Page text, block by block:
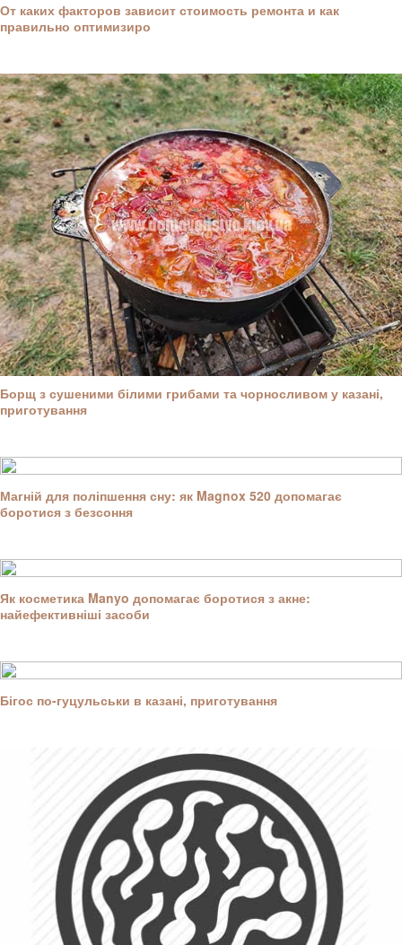
От каких факторов зависит стоимость ремонта и как
правильно оптимизиро
Борщ з сушеними білими грибами та чорносливом у казані,
приготування
Магній для поліпшення сну: як Magnox 520 допомагає
боротися з безсоння
Як косметика Manyo допомагає боротися з акне:
найефективніші засоби
Бігос по-гуцульськи в казані, приготування